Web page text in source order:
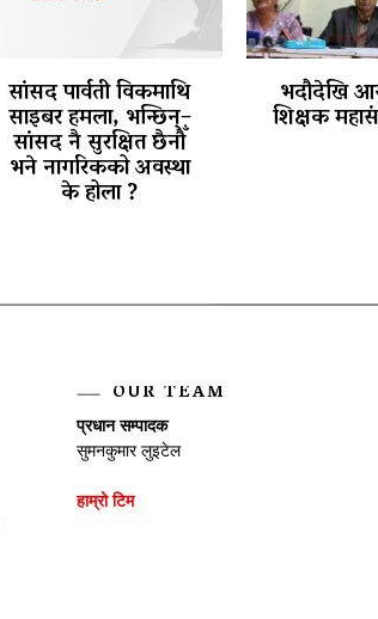
सांसद पार्वती विकमाथि
साइबर हमला, भन्छिन्–
सांसद नै सुरक्षित छैनौँ
भने नागरिकको अवस्था
के होला ?
भदौदेखि
शिक्षक
OUR TEAM
प्रधान सम्पादक
सुमनकुमार लुइटेल
हाम्रो टिम